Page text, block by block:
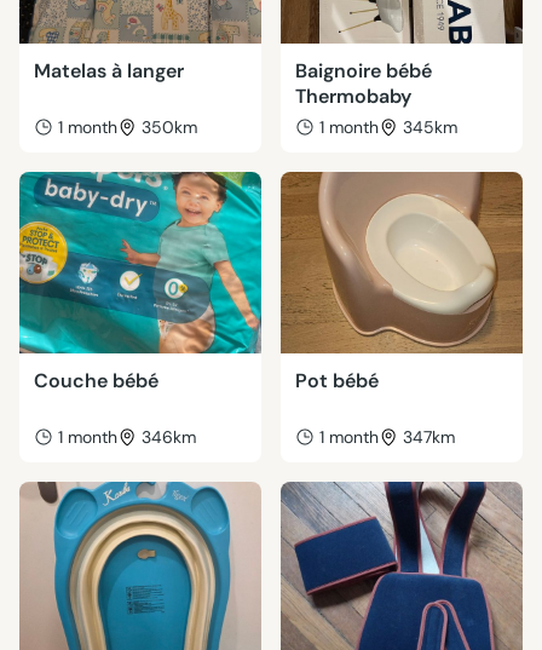
Matelas à langer
1 month 350km
Baignoire bébé
Thermobaby
1 month 345km
Couche bébé
1 month 346km
Pot bébé
1 month 347km